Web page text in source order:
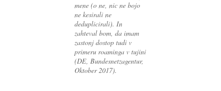
mene (o ne, nic ne bojo
ne kesirali ne
deduplicirali). In
zahteval bom, da imam
zastonj dostop tudi v
primeru roaminga v tujini
(DE, Bundesnetzagentur,
Oktober 2017).